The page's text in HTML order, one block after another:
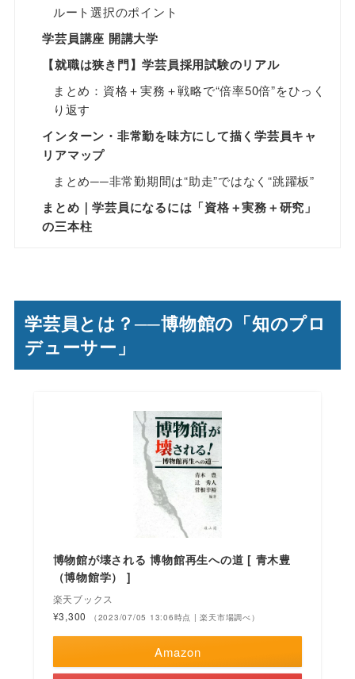
ルート選択のポイント
学芸員講座 開講大学
【就職は狭き門】学芸員採用試験のリアル
まとめ：資格＋実務＋戦略で“倍率50倍”をひっく
り返す
インターン・非常勤を味方にして描く学芸員キャ
リアマップ
まとめ──非常勤期間は“助走”ではなく“跳躍板”
まとめ｜学芸員になるには「資格＋実務＋研究」
の三本柱
学芸員とは？──博物館の「知のプロ
デューサー」
博物館が壊される 博物館再生への道 [ 青木豊
（博物館学） ]
楽天ブックス
¥3,300
（2023/07/05 13:06時点 | 楽天市場調べ）
Amazon